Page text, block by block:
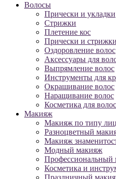
Волосы
Прически и укладки
Стрижки
Плетение кос
Прически и
Оздоровление волос
Аксессуары для
Выпрямление волос
Инструменты для
Окрашивание волос
Наращивание волос
Косметика для волос
Макияж
Макияж по типу
Разноцветный
Макияж
Модный макияж
Профессиональный
Косметика и